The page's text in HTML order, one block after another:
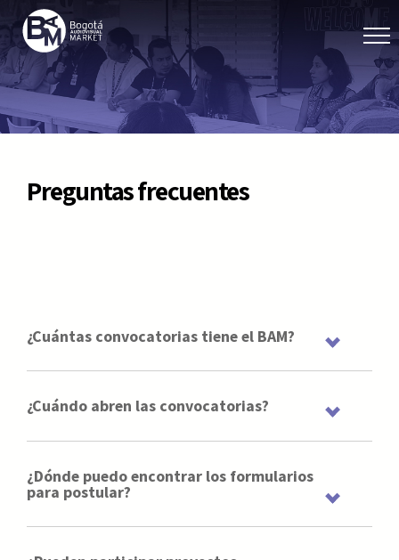
Preguntas frecuentes
¿Cuántas convocatorias tiene el BAM?
¿Cuándo abren las convocatorias?
¿Dónde puedo encontrar los formularios
para postular?